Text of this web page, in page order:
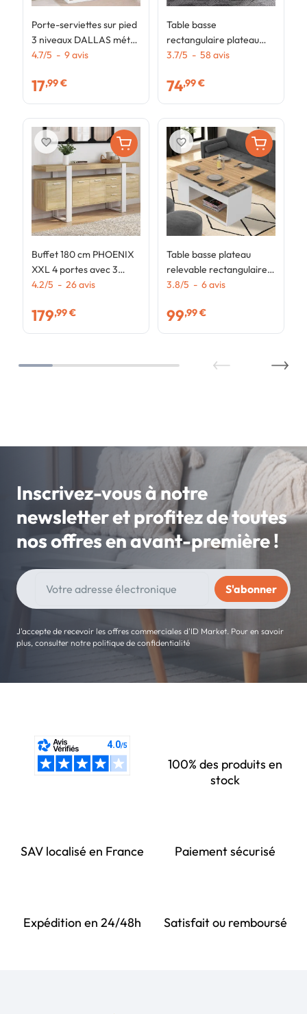
Porte-serviettes sur pied
3 niveaux DALLAS métal
blanc design industriel
4.7/5 - 9avis
17,99 €
Buffet 180 cm PHOENIX
XXL 4 portes avec 3
tiroirs bois et blanc
4.2/5 - 26avis
179,99 €
favorite_border
Table basse
rectangulaire plateau
relevable SOA bois blanc
3.7/5 - 58 avis
74,99 €
Table basse plateau
relevable rectangulaire
convertible en table à
bois blanc et façon hêtre
3.8/5 - 6avis
99,99 €
favorite_border
Inscrivez-vous à notre
newsletter et profitez de toutes
nos offres en avant-première !
J'accepte de recevoir les offres commerciales d'ID Market. Pour en savoir
plus, consulter notre politique de confidentialité
100% des produits en
stock
SAV localisé en France Paiement sécurisé
Expédition en 24/48h Satisfait ou remboursé